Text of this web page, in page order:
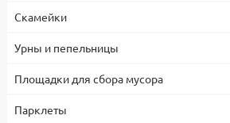
Скамейки
Урны и пепельницы
Площадки для сбора мусора
Парклеты